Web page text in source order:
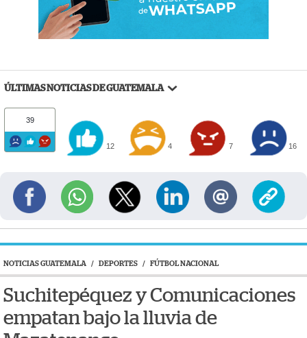
ÚLTIMAS NOTICIAS DE GUATEMALA
39
12 4 7 16
NOTICIAS GUATEMALA / DEPORTES / FÚTBOL NACIONAL
Suchitepéquez y Comunicaciones
empatan bajo la lluvia de